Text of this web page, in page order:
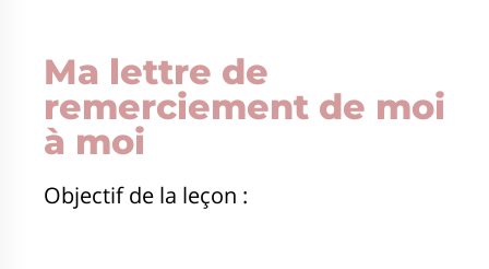
Ma lettre de
remerciement de moi
à moi
Objectif de la leçon :